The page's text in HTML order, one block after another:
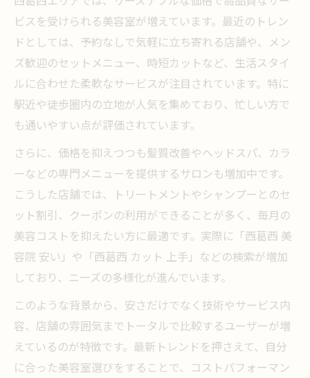
時短施術が魅力の美容室を見分けるコツ
美容室での待ち時間を減らすための工夫
効率よく通える美容室の選択ポイント
忙しい女性に合う美容室メニューの選び方
安さとスピードを両立できる美容室の見極
め方
美髪ケアも叶う西葛西のお得な美容室活用術
美容室で美髪ケアを安く実現する方法
髪質改善サービスが充実した美容室の特徴
お得に美髪を手に入れる美容室活用術
美容室でのヘアケアを賢く選ぶコツ
コスパ重視で探す美容室の選び方を徹底解説
美容室のコスパを比較するためのチェック
項目
ビスを受けられる美容室が増えています。最近のトレン
ドとしては、予約なしで気軽に立ち寄れる店舗や、メン
ズ歓迎のセットメニュー、時短カットなど、生活スタイ
ルに合わせた柔軟なサービスが注目されています。特に
駅近や徒歩圏内の立地が人気を集めており、忙しい方で
も通いやすい点が評価されています。
さらに、価格を抑えつつも髪質改善やヘッドスパ、カラ
ーなどの専門メニューを提供するサロンも増加中です。
こうした店舗では、トリートメントやシャンプーとのセ
ット割引、クーポンの利用ができることが多く、毎月の
美容コストを抑えたい方に最適です。実際に「西葛西 美
容院 安い」や「西葛西 カット 上手」などの検索が増加
しており、ニーズの多様化が進んでいます。
このような背景から、安さだけでなく技術やサービス内
容、店舗の雰囲気までトータルで比較するユーザーが増
えているのが特徴です。最新トレンドを押さえて、自分
に合った美容室選びをすることで、コストパフォーマン